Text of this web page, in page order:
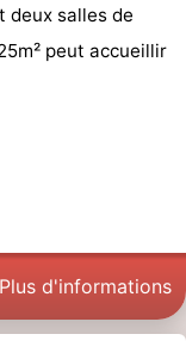
deux salles de
peut accueillir
Plus d'informations